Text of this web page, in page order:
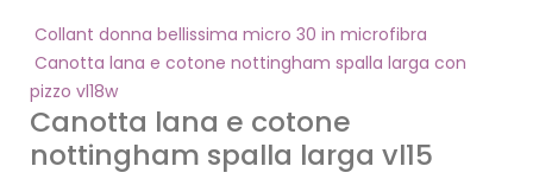
Collant donna bellissima micro 30 in microfibra
Canotta lana e cotone nottingham spalla larga con
pizzo vl18w
Canotta lana e cotone
nottingham spalla larga vl15